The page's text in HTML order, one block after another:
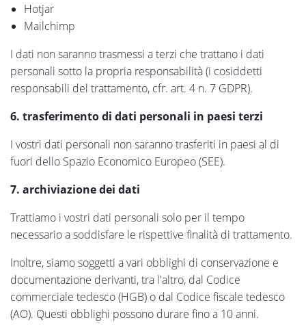
Hotjar
Mailchimp
I dati non saranno trasmessi a terzi che trattano i dati
personali sotto la propria responsabilità (i cosiddetti
responsabili del trattamento, cfr. art. 4 n. 7 GDPR).
6. trasferimento di dati personali in paesi terzi
I vostri dati personali non saranno trasferiti in paesi al di
fuori dello Spazio Economico Europeo (SEE).
7. archiviazione dei dati
Trattiamo i vostri dati personali solo per il tempo
necessario a soddisfare le rispettive finalità di trattamento.
Inoltre, siamo soggetti a vari obblighi di conservazione e
documentazione derivanti, tra l'altro, dal Codice
commerciale tedesco (HGB) o dal Codice fiscale tedesco
(AO). Questi obblighi possono durare fino a 10 anni.